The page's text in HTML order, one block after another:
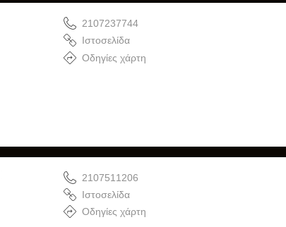
2107237744
Ιστοσελίδα
Οδηγίες χάρτη
2107511206
Ιστοσελίδα
Οδηγίες χάρτη